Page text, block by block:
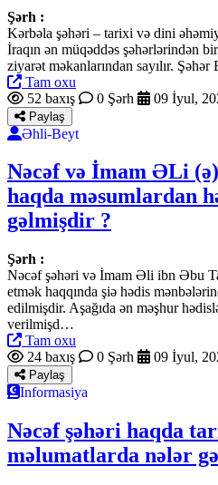
Şərh :
Kərbəla şəhəri – tarixi və dini
İraqın ən müqəddəs şəhərlərindən
ziyarət məkanlarından sayılır.
Tam oxu
52 baxış
0 Şərh 09 İyul,
Paylaş
Əhli-Beyt
Nəcəf və İmam ƏLi
haqda məsumlardan
gəlmişdir ?
Şərh :
Nəcəf şəhəri və İmam Əli ibn Əbu
etmək haqqında şiə hədis
edilmişdir. Aşağıda ən məşhur
verilmişd…
Tam oxu
24 baxış
0 Şərh 09 İyul,
Paylaş
Informasiya
Nəcəf şəhəri haqda
məlumatlarda nələr